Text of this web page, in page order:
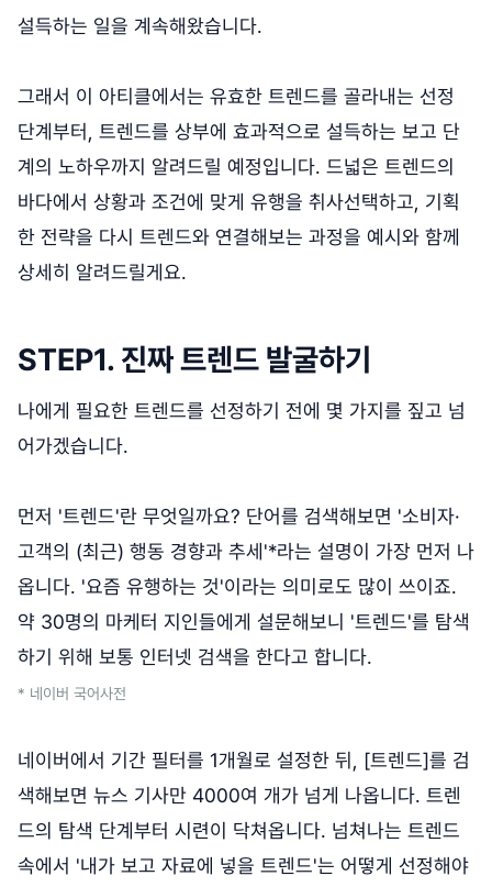
설득하는 일을 계속해왔습니다.
그래서 이 아티클에서는 유효한 트렌드를 골라내는 선정
단계부터, 트렌드를 상부에 효과적으로 설득하는 보고 단
계의 노하우까지 알려드릴 예정입니다. 드넓은 트렌드의
바다에서 상황과 조건에 맞게 유행을 취사선택하고, 기획
한 전략을 다시 트렌드와 연결해보는 과정을 예시와 함께
상세히 알려드릴게요.
STEP1. 진짜 트렌드 발굴하기
나에게 필요한 트렌드를 선정하기 전에 몇 가지를 짚고 넘
어가겠습니다.
먼저 '트렌드'란 무엇일까요? 단어를 검색해보면 '소비자·
고객의 (최근) 행동 경향과 추세'*라는 설명이 가장 먼저 나
옵니다. '요즘 유행하는 것'이라는 의미로도 많이 쓰이죠.
약 30명의 마케터 지인들에게 설문해보니 '트렌드'를 탐색
하기 위해 보통 인터넷 검색을 한다고 합니다.
* 네이버 국어사전
네이버에서 기간 필터를 1개월로 설정한 뒤, [트렌드]를 검
색해보면 뉴스 기사만 4000여 개가 넘게 나옵니다. 트렌
드의 탐색 단계부터 시련이 닥쳐옵니다. 넘쳐나는 트렌드
속에서 '내가 보고 자료에 넣을 트렌드'는 어떻게 선정해야